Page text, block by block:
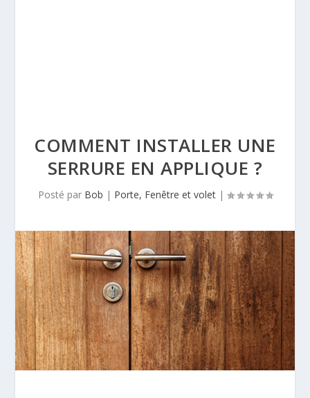
COMMENT INSTALLER UNE
SERRURE EN APPLIQUE ?
Posté par Bob | Porte, Fenêtre et volet|